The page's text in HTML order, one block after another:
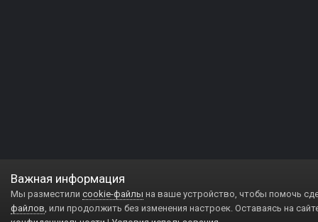
Важная информация
Мы разместили cookie-файлы на ваше устройство, чтобы помочь
файлов, или продолжить без изменения настроек. Оставаясь на